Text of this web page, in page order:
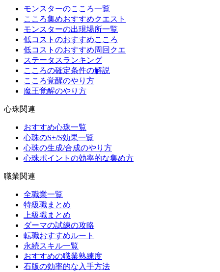
モンスターのこころ一覧
こころ集めおすすめクエスト
モンスターの出現場所一覧
低コストのおすすめこころ
低コストのおすすめ周回クエ
ステータスランキング
こころの確定条件の解説
こころ覚醒のやり方
魔王覚醒のやり方
心珠関連
おすすめ心珠一覧
心珠のS+/S効果一覧
心珠の生成/合成のやり方
心珠ポイントの効率的な集め方
職業関連
全職業一覧
特級職まとめ
上級職まとめ
ダーマの試練の攻略
転職おすすめルート
永続スキル一覧
おすすめの職業熟練度
石版の効率的な入手方法